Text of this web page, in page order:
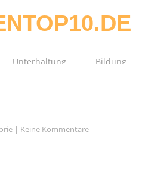
Unterhaltung Bildung
| Keine Kommentare